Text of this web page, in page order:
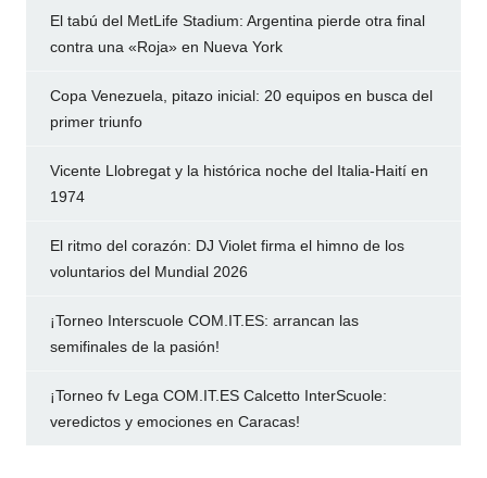
El tabú del MetLife Stadium: Argentina pierde otra final
contra una «Roja» en Nueva York
Copa Venezuela, pitazo inicial: 20 equipos en busca del
primer triunfo
Vicente Llobregat y la histórica noche del Italia-Haití en
1974
El ritmo del corazón: DJ Violet firma el himno de los
voluntarios del Mundial 2026
¡Torneo Interscuole COM.IT.ES: arrancan las
semifinales de la pasión!
¡Torneo fv Lega COM.IT.ES Calcetto InterScuole:
veredictos y emociones en Caracas!